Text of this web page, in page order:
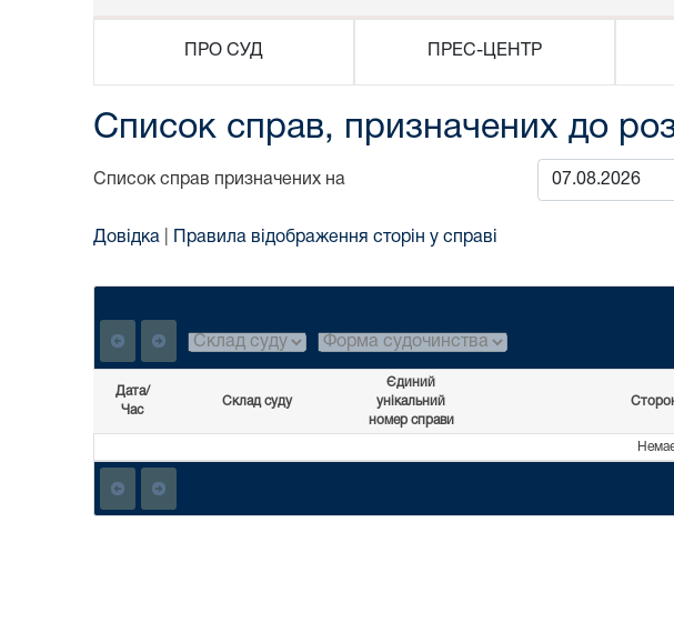
ПРО СУД ПРЕС-ЦЕНТР
Список справ, призначених до
Список справ призначених на
Довідка Правила відображення сторін у справі
Дата/
Час
Склад суду
Єдиний
унікальний
номер справи